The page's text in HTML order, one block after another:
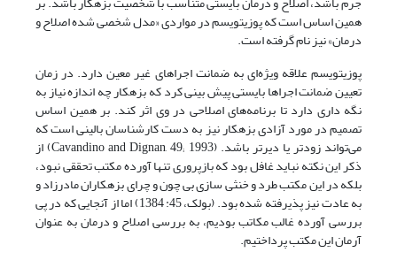
همین اساس است که پوزیتویسم در مواردی «مدل شخصی شده اصلاح و
درمان» نیز نام گرفته است.
پوزیتویسم علاقه ویژه‌ای به ضمانت اجراهای غیر معین دارد. در زمان
تعیین ضمانت اجراها بایستی پیش بینی کرد که بزهکار چه اندازه نیاز به
نگه داری دارد تا برنامه‌های اصلاحی در وی اثر کند. بر همین اساس
تصمیم در مورد آزادی بزهکار نیز به دست کارشناسان بالینی است که
می‌تواند زودتر یا دیرتر باشد. (Cavandino and Dignan, 49; 1993) از
ذکر این نکته نباید غافل بود که بازپروری تنها آورده مکتب تحققی نبود،
بلکه در این مکتب طرد و خنثی سازی بی چون و چرای بزهکاران مادرزاد و
به عادت نیز پذیرفته شده بود. (بولک، 45: 1384) اما از آنجایی که در پی
بررسی آورده غالب مکاتب بودیم، به بررسی اصلاح و درمان به عنوان
آرمان این مکتب پرداختیم.